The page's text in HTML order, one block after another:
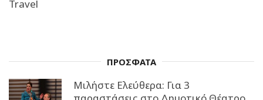
Travel
ΠΡΟΣΦΑΤΑ
Μιλήστε Ελεύθερα: Για 3